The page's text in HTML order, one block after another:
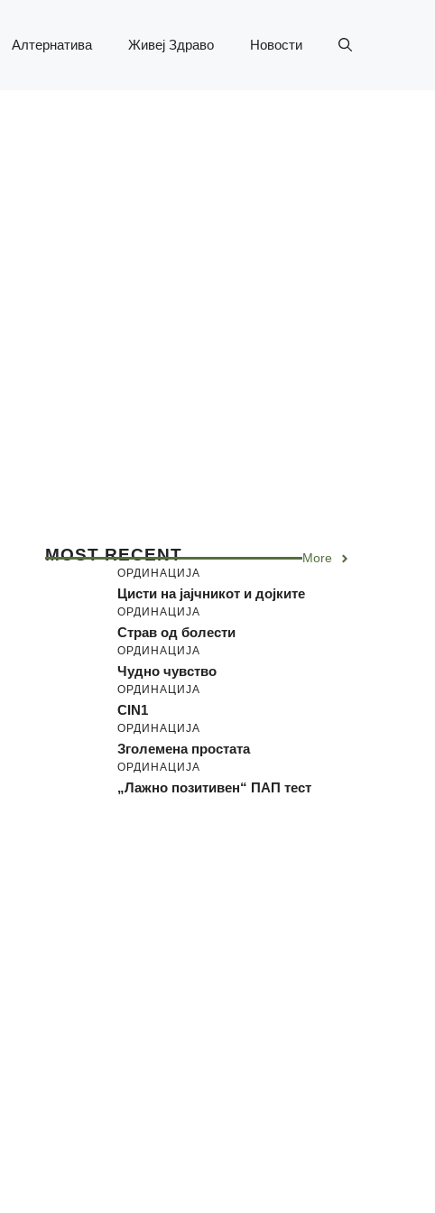
Алтернатива Живеј Здраво Новости
MOST RECENT More
ОРДИНАЦИЈА
Цисти на јајчникот и дојките
ОРДИНАЦИЈА
Страв од болести
ОРДИНАЦИЈА
Чудно чувство
ОРДИНАЦИЈА
CIN1
ОРДИНАЦИЈА
Зголемена простата
ОРДИНАЦИЈА
„Лажно позитивен“ ПАП тест